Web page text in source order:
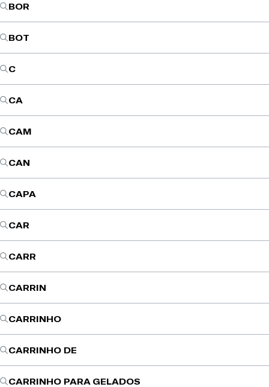
BOR
BOT
C
CA
CAM
CAN
CAPA
CAR
CARR
CARRIN
CARRINHO
CARRINHO DE
CARRINHO PARA GELADOS